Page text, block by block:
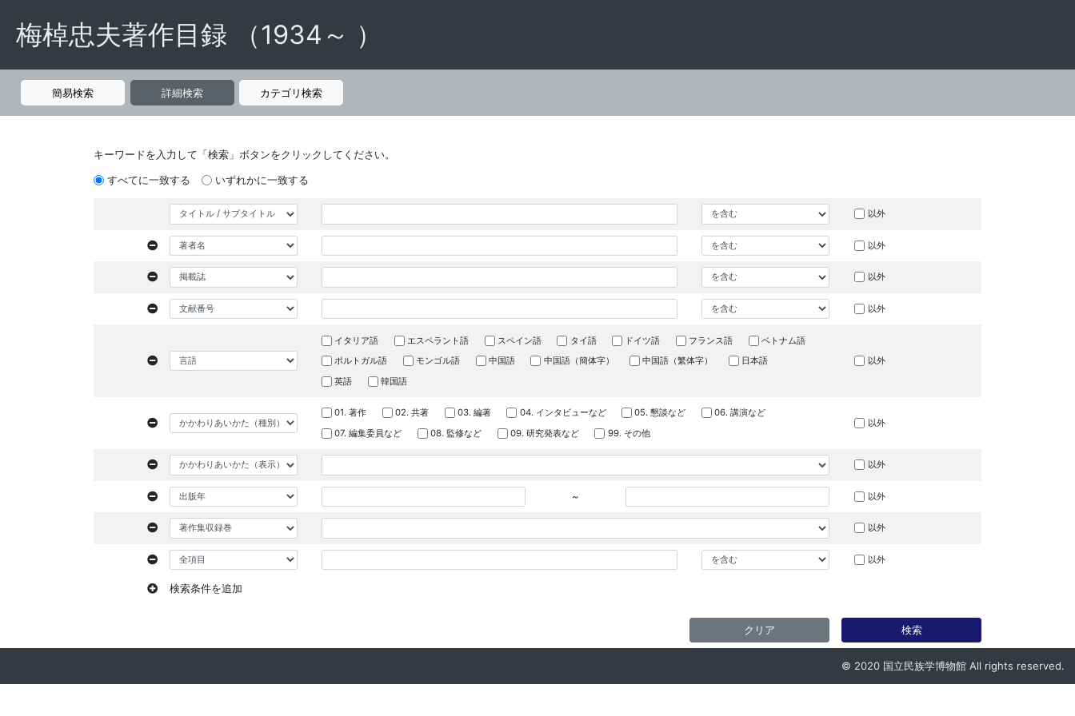
梅棹忠夫著作目録 （1934～ ）
簡易検索 詳細検索 カテゴリ検索
キーワードを入力して「検索」ボタンをクリックしてください。
すべてに一致する
いずれかに一致する
以外
以外
以外
以外
イタリア語 エスペラント語 スペイン語 タイ語 ドイツ語 フランス語
ベトナム語
ポルトガル語
モンゴル語 中国語 中国語（簡体字） 中国語（繁体字）
日本語
英語
韓国語
以外
01. 著作 02. 共著 03. 編著 04. インタビューなど 05. 懇談など
06. 講演など
07. 編集委員など
08. 監修など 09. 研究発表など 99. その他
以外
以外
~ 以外
以外
以外
検索条件を追加
クリア 検索
© 2020 国立民族学博物館 All rights reserved.